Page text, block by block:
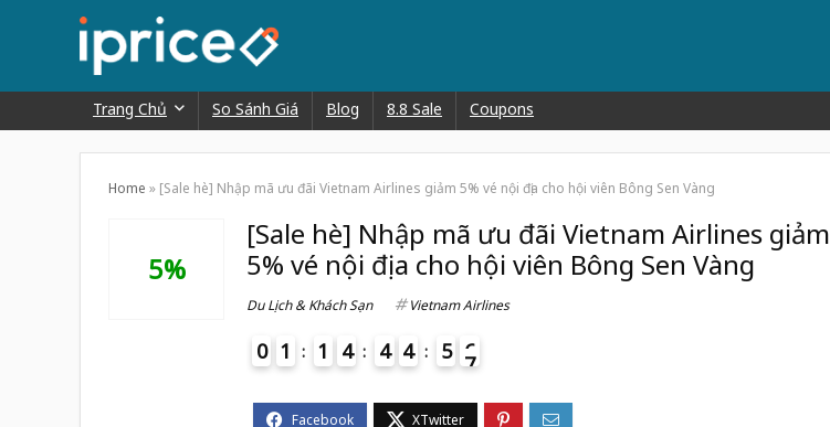
Trang Chủ So Sánh Giá Blog 8.8 Sale Coupons
Home » [Sale hè] Nhập mã ưu đãi Vietnam Airlines giảm 5% vé nội địa cho hội viên Bông Sen Vàng
5%
[Sale hè] Nhập mã ưu đãi Vietnam Airlines giảm
5% vé nội địa cho hội viên Bông Sen Vàng
Du Lịch & Khách Sạn Vietnam Airlines
0 1 1 4 4 4 5 6